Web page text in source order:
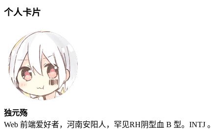
个人卡片
独元殇
Web 前端爱好者，河南安阳人，罕见RH阴型血 B 型。INTJ 。